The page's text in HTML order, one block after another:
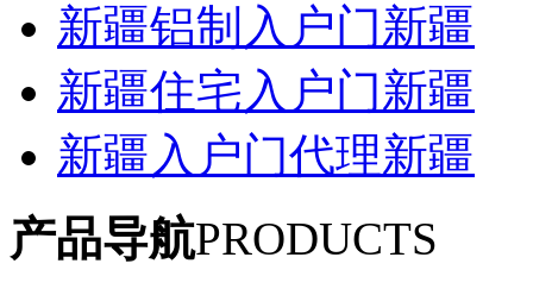
新疆铝制入户门新疆
新疆住宅入户门新疆
新疆入户门代理新疆
产品导航PRODUCTS